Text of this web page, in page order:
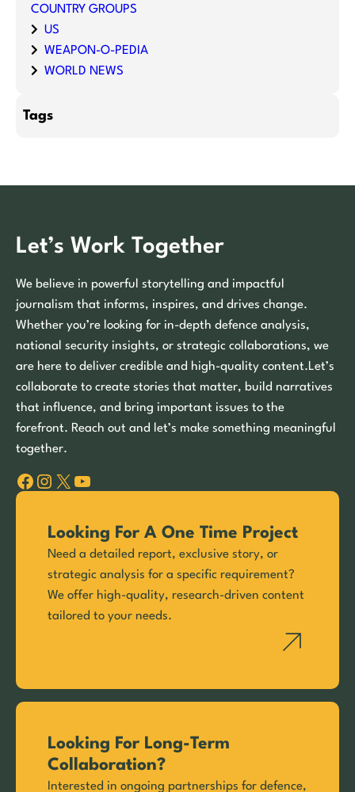
COUNTRY GROUPS
US
WEAPON-O-PEDIA
WORLD NEWS
Tags
Let’s Work Together
We believe in powerful storytelling and impactful
journalism that informs, inspires, and drives change.
Whether you’re looking for in-depth defence analysis,
national security insights, or strategic collaborations, we
are here to deliver credible and high-quality content.Let’s
collaborate to create stories that matter, build narratives
that influence, and bring important issues to the
forefront. Reach out and let’s make something meaningful
together.
Facebook Instagram X YouTube
Looking For A One Time Project
Need a detailed report, exclusive story, or
strategic analysis for a specific requirement?
We offer high-quality, research-driven content
tailored to your needs.
Looking For Long-Term
Collaboration?
Interested in ongoing partnerships for defence,